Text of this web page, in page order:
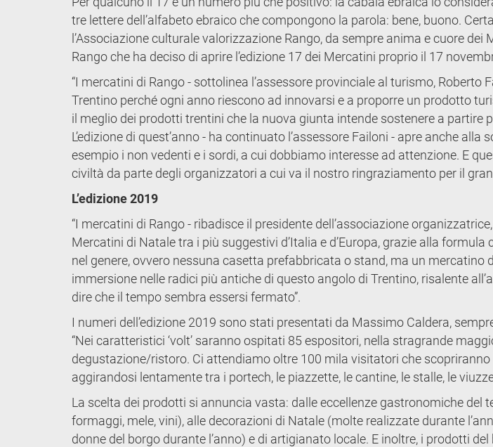
tre lettere dell’alfabeto ebraico che compongono la parola: bene, buono.
l’Associazione culturale valorizzazione Rango, da sempre anima e cuore dei
Rango che ha deciso di aprire l’edizione 17 dei Mercatini proprio il 17
“I mercatini di Rango - sottolinea l’assessore provinciale al turismo, Roberto
Trentino perché ogni anno riescono ad innovarsi e a proporre un prodotto
il meglio dei prodotti trentini che la nuova giunta intende sostenere a partire
L’edizione di quest’anno - ha continuato l’assessore Failoni - apre anche alla
esempio i non vedenti e i sordi, a cui dobbiamo interesse ad attenzione. E
civiltà da parte degli organizzatori a cui va il nostro ringraziamento per il
L’edizione 2019
“I mercatini di Rango - ribadisce il presidente dell’associazione
Mercatini di Natale tra i più suggestivi d’Italia e d’Europa, grazie alla formula
nel genere, ovvero nessuna casetta prefabbricata o stand, ma un mercatino
immersione nelle radici più antiche di questo angolo di Trentino, risalente
dire che il tempo sembra essersi fermato”.
I numeri dell’edizione 2019 sono stati presentati da Massimo Caldera,
“Nei caratteristici ‘volt’ saranno ospitati 85 espositori, nella stragrande
degustazione/ristoro. Ci attendiamo oltre 100 mila visitatori che scopriranno
aggirandosi lentamente tra i portech, le piazzette, le cantine, le stalle, le
La scelta dei prodotti si annuncia vasta: dalle eccellenze gastronomiche del
formaggi, mele, vini), alle decorazioni di Natale (molte realizzate durante
donne del borgo durante l’anno) e di artigianato locale. E inoltre, i prodotti del